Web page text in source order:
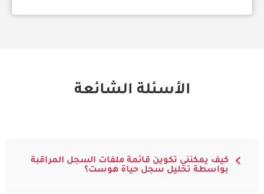
الأسئلة الشائعة
كيف يمكنني تكوين قائمة ملفات السجل المراقبة
بواسطة تحليل سجل حياة هوست؟